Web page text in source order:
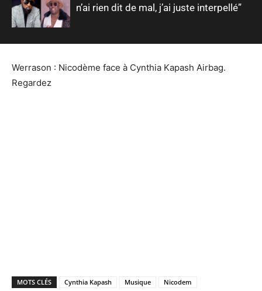
n’ai rien dit de mal, j’ai juste interpellé”
Werrason : Nicodème face à Cynthia Kapash Airbag.
Regardez
MOTS CLÉS Cynthia Kapash Musique Nicodem